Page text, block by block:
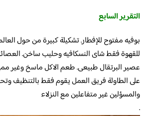
التقرير السابع
بوفيه مفتوح للإفطار. تشكيلة كبيرة من حول
للقهوة فقط شاى النسكافيه وحليب ساخن.
عصير البرتقال طبيعى. طعم الاكل ماسخ وغير
على الطاولة فريق العمل يقوم فقط بالتنظيف
والمسؤلين غير متفاعلين مع النزلاء
.